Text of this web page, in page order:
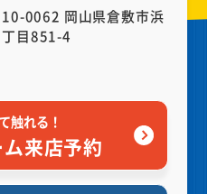
0062 岡山県倉敷市浜
目851-4
触れる！
来店予約